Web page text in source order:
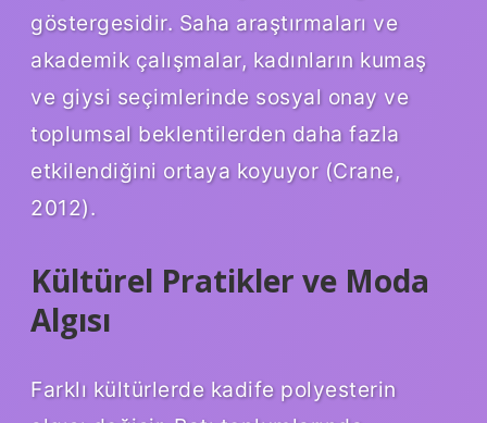
göstergesidir. Saha araştırmaları ve
akademik çalışmalar, kadınların kumaş
ve giysi seçimlerinde sosyal onay ve
toplumsal beklentilerden daha fazla
etkilendiğini ortaya koyuyor (Crane,
2012).
Kültürel Pratikler ve Moda
Algısı
Farklı kültürlerde kadife polyesterin